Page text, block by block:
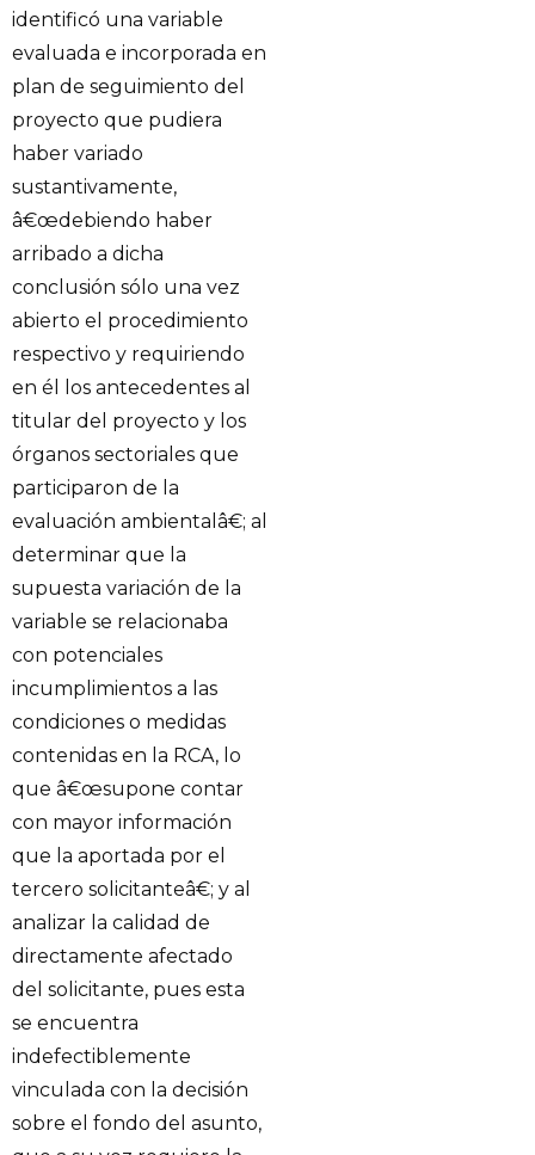
identificó una variable
evaluada e incorporada en
plan de seguimiento del
proyecto que pudiera
haber variado
sustantivamente,
â€œdebiendo haber
arribado a dicha
conclusión sólo una vez
abierto el procedimiento
respectivo y requiriendo
en él los antecedentes al
titular del proyecto y los
órganos sectoriales que
participaron de la
evaluación ambientalâ€; al
determinar que la
supuesta variación de la
variable se relacionaba
con potenciales
incumplimientos a las
condiciones o medidas
contenidas en la RCA, lo
que â€œsupone contar
con mayor información
que la aportada por el
tercero solicitanteâ€; y al
analizar la calidad de
directamente afectado
del solicitante, pues esta
se encuentra
indefectiblemente
vinculada con la decisión
sobre el fondo del asunto,